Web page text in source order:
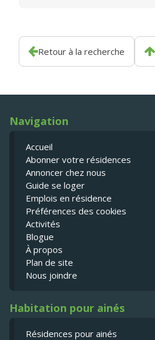
Retour à la recherche
Navigation
Accueil
Abonner votre résidences
Annoncer chez nous
Guide se loger
Emplois en résidence
Préférences des cookies
Activités
Blogue
À propos
Plan de site
Nous joindre
Habitation pour ainés
Résidences pour ainés